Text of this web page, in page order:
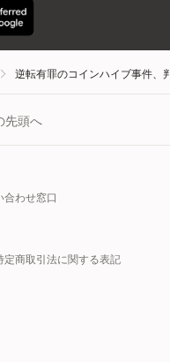
逆転有罪のコインハイブ事件
先頭へ
合わせ窓口
定商取引法に関する表記